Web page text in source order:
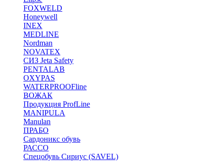
FOXWELD
Honeywell
INEX
MEDLINE
Nordman
NOVATEX
СИЗ Jeta Safety
PENTALAB
OXYPAS
WATERPROOFline
ВОЖАК
Продукция ProfLine
MANIPULA
Manulan
ПРАБО
Сардоникс обувь
РАССО
Спецобувь Сириус (SAVEL)